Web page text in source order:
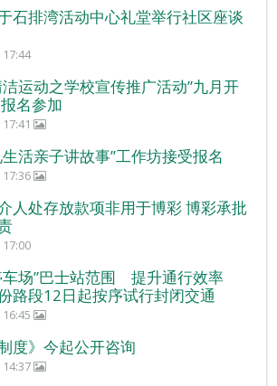
石排湾活动中心礼堂举行社区座谈
运动之学校宣传推广活动”九月开
名参加
活亲子讲故事”工作坊接受报名
人处存放款项非用于博彩 博彩承批
车场”巴士站范围 提升通行效率
路段12日起按序试行封闭交通
度》今起公开咨询